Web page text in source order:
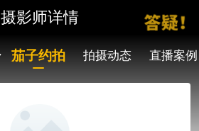
摄影师详情
茄子约拍 拍摄动态 直播案例